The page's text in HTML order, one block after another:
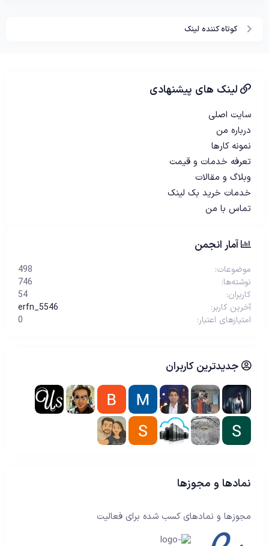
کوتاه کننده لینک
لینک های پیشنهادی
سایت اصلی
درباره من
نمونه کارها
تعرفه خدمات و قیمت
وبلاگ و مقالات
خدمات خرید بک لینک
تماس با من
آمار انجمن
موضوعات
498
نوشته‌ها
746
کاربران
54
آخرین کاربر
erfn_5546
امتیازهای اعتبار
0
جدیدترین کاربران
نمادها و مجوزها
مجوزها و نمادهای کسب شده برای فعالیت